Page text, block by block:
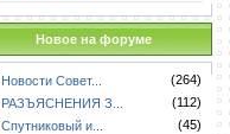
Новое на форуме
Новости Совет...
(264)
РАЗЪЯСНЕНИЯ З...
(112)
Спутниковый и...
(45)